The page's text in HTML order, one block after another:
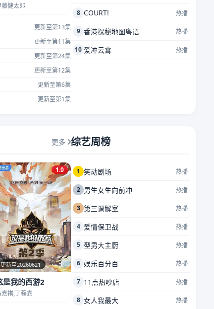
藤健太郎
更新至第13集
更新至第11集
更新至第24集
更新至第12集
更新至第6集
更新至第1集
8 COURT! 热播
9 香港探秘地图粤语 热播
10 爱冲云霄 热播
更多
更新至20260621
1.0
是我的西游2
嘉祺,丁程鑫
综艺周榜
1 笑动剧场 热播
2 男生女生向前冲 热播
3 第三调解室 热播
4 爱情保卫战 热播
5 型男大主厨 热播
6 娱乐百分百 热播
7 11点热吵店 热播
8 女人我最大 热播